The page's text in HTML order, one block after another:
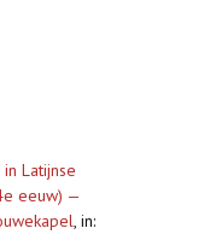
Latijnse
eeuw) —
, in: